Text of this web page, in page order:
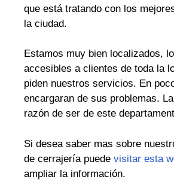
que está tratando con los
la ciudad.
Estamos muy bien localizados,
accesibles a clientes de toda la
piden nuestros servicios. En
encargaran de sus problemas.
razón de ser de este
Si desea saber mas sobre
de cerrajería puede visitar esta
ampliar la información.